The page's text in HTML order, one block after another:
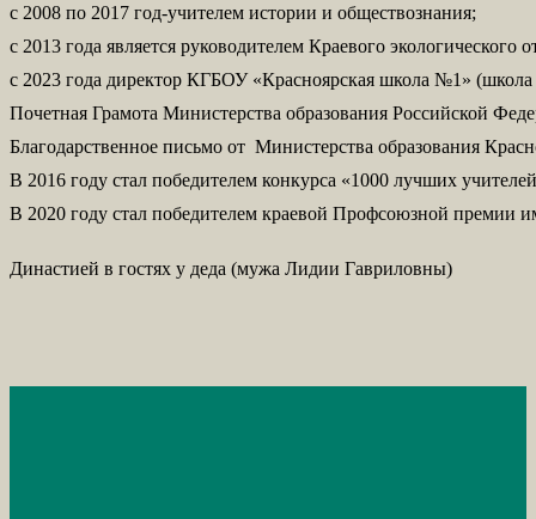
с 2008 по 2017 год-учителем истории и обществознания;
с 2013 года является руководителем Краевого
с 2023 года директор КГБОУ «Красноярская школа №1»
Почетная Грамота Министерства образования Российской
Благодарственное письмо от Министерства образования
В 2016 году стал победителем конкурса «1000 лучших
В 2020 году стал победителем краевой Профсоюзной премии
Династией в гостях у деда (мужа Лидии Гавриловны)